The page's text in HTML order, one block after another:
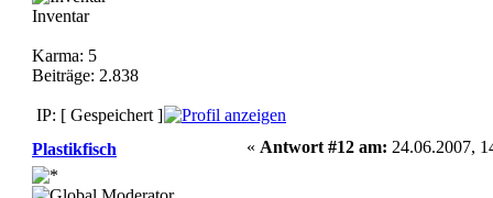
Inventar
Karma: 5
Beiträge: 2.838
IP: [ Gespeichert ]
Plastikfisch
« Antwort #12 am: 24.06.2007,